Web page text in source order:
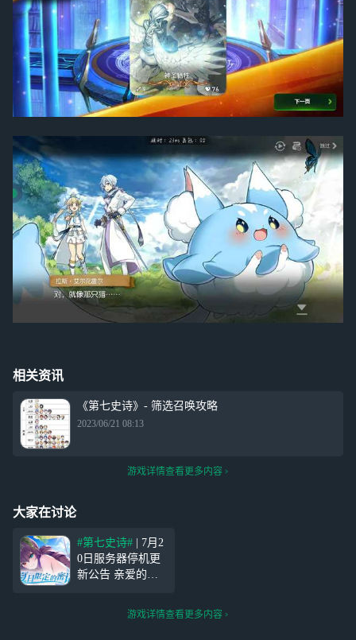
相关资讯
《第七史诗》- 筛选召唤攻略
2023/06/21 08:13
游戏详情查看更多内容
大家在讨论
#第七史诗#
0日服务器停机更
新公告 亲爱的继
月20日11:00进行
游戏详情查看更多内容